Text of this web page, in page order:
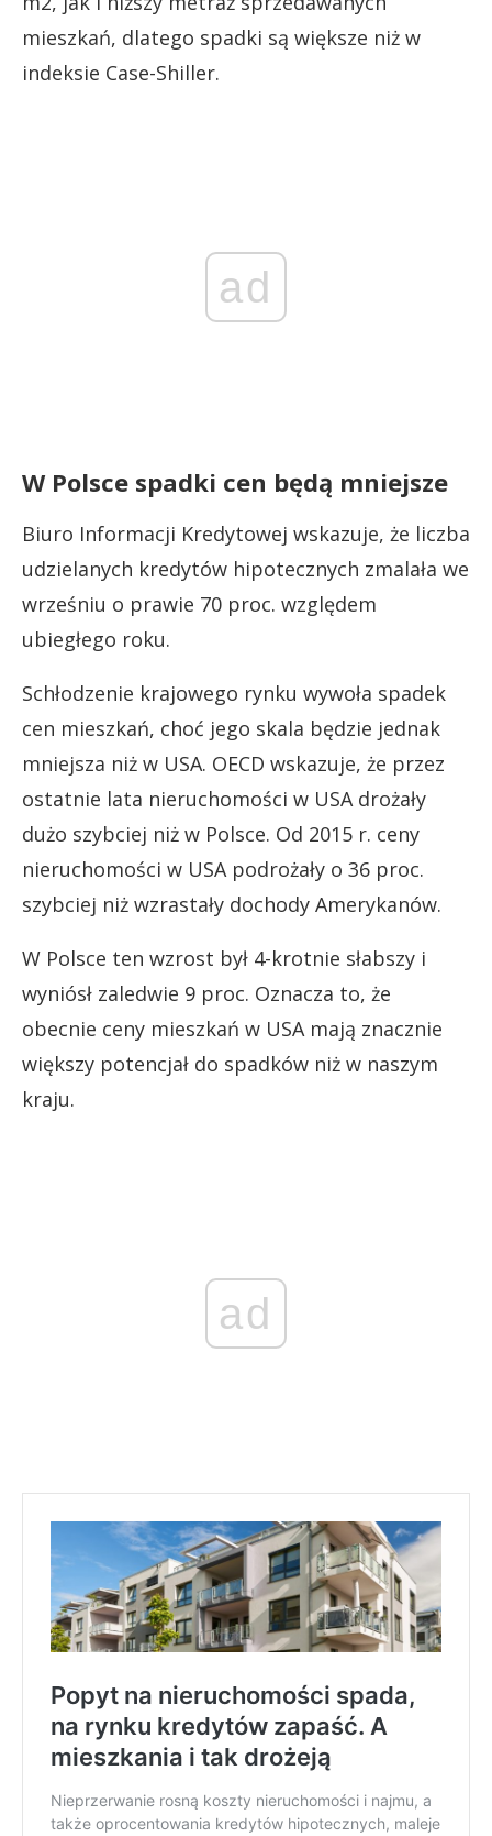
mieszkań, dlatego spadki są większe niż w
indeksie Case-Shiller.
ad
W Polsce spadki cen będą mniejsze
Biuro Informacji Kredytowej wskazuje, że liczba
udzielanych kredytów hipotecznych zmalała we
wrześniu o prawie 70 proc. względem
ubiegłego roku.
Schłodzenie krajowego rynku wywoła spadek
cen mieszkań, choć jego skala będzie jednak
mniejsza niż w USA. OECD wskazuje, że przez
ostatnie lata nieruchomości w USA drożały
dużo szybciej niż w Polsce. Od 2015 r. ceny
nieruchomości w USA podrożały o 36 proc.
szybciej niż wzrastały dochody Amerykanów.
W Polsce ten wzrost był 4-krotnie słabszy i
wyniósł zaledwie 9 proc. Oznacza to, że
obecnie ceny mieszkań w USA mają znacznie
większy potencjał do spadków niż w naszym
kraju.
ad